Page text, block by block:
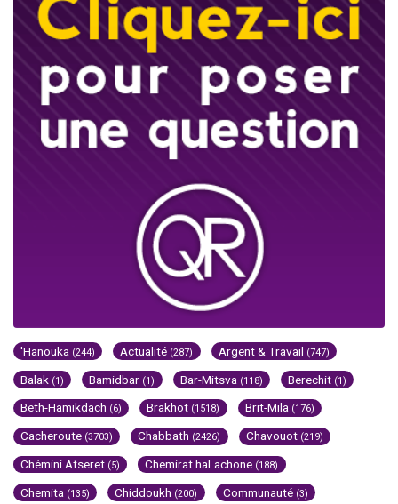
'Hanouka (244) Actualité (287) Argent & Travail (747)
Balak (1) Bamidbar (1) Bar-Mitsva (118) Berechit (1)
Beth-Hamikdach (6) Brakhot (1518) Brit-Mila (176)
Cacheroute (3703) Chabbath (2426) Chavouot (219)
Chémini Atseret (5) Chemirat haLachone (188)
Chemita (135) Chiddoukh (200) Communauté (3)